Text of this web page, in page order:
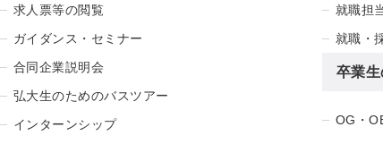
求人票等の閲覧
ガイダンス・セミナー
合同企業説明会
弘大生のためのバスツアー
インターンシップ
就職担
就職・
卒業
OG・